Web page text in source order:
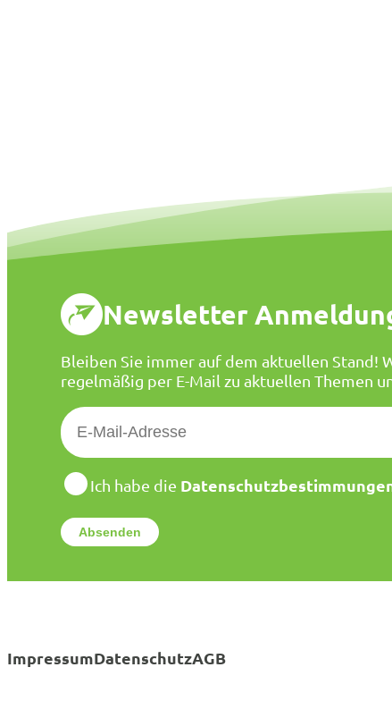
Newsletter
Bleiben Sie immer auf dem aktuellen Stand!
regelmäßig per E-Mail zu aktuellen Themen
E
-
M
a
l
*
D
t
e
z
Ich habe die
ImpressumDatenschutzAGB